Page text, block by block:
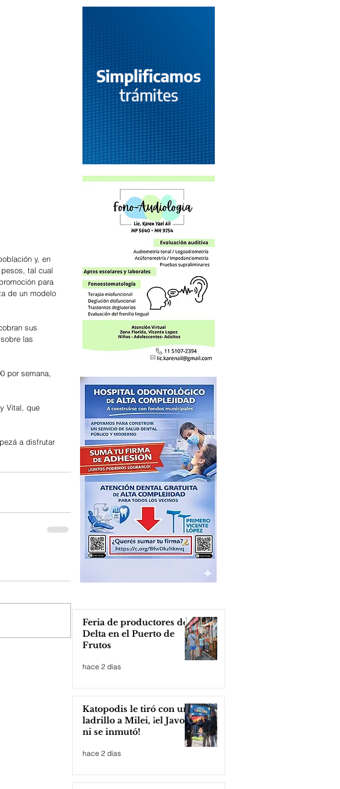
y, en
tal cual
para
de un modelo
sus
las
por semana,
Vital, que
a disfrutar
Feria de productores del
Delta en el Puerto de
Frutos
hace 2 días
Katopodis le tiró con un
ladrillo a Milei, ¡el Javo
ni se inmutó!
hace 2 días